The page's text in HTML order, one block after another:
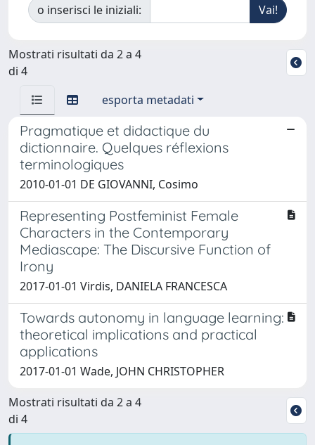
o inserisci le iniziali:
Mostrati risultati da 2 a 4
di 4
esporta metadati
Pragmatique et didactique du
dictionnaire. Quelques réflexions
terminologiques
2010-01-01 DE GIOVANNI, Cosimo
Representing Postfeminist Female
Characters in the Contemporary
Mediascape: The Discursive Function of
Irony
2017-01-01 Virdis, DANIELA FRANCESCA
Towards autonomy in language learning:
theoretical implications and practical
applications
2017-01-01 Wade, JOHN CHRISTOPHER
Mostrati risultati da 2 a 4
di 4